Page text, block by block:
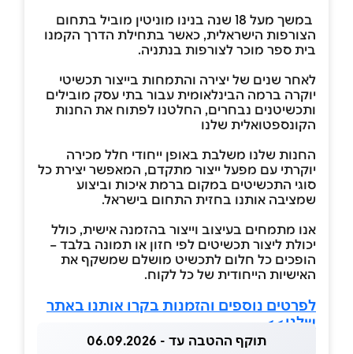
במשך מעל 18 שנה בנינו מוניטין מוביל בתחום
הצורפות הישראלית, כאשר בתחילת הדרך הקמנו
בית ספר מוכר לצורפות בנתניה.
לאחר שנים של יצירה והתמחות בייצור תכשיטי
יוקרה ברמה הבינלאומית עבור בתי עסק מובילים
ותכשיטנים נבחרים, החלטנו לפתוח את החנות
הקונספטואלית שלנו
החנות שלנו משלבת באופן ייחודי חלל מכירה
יוקרתי עם מפעל ייצור מתקדם, המאפשר יצירת כל
סוגי התכשיטים במקום ברמת איכות וביצוע
שמציבה אותנו בחזית התחום בישראל.
אנו מתמחים בעיצוב וייצור בהזמנה אישית, כולל
יכולת ליצור תכשיטים לפי חזון או תמונה בלבד –
הופכים כל חלום לתכשיט מושלם שמשקף את
האישיות הייחודית של כל לקוח.
לפרטים נוספים והזמנות בקרו אותנו באתר
שלנו>>
תוקף ההטבה עד - 06.09.2026